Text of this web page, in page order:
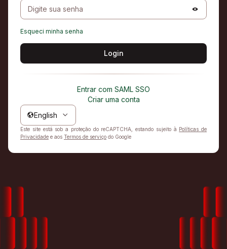
Esqueci minha senha
Login
Entrar com SAML SSO
Criar uma conta
English
Este site está sob a proteção do reCAPTCHA, estando sujeito à Políticas de
Privacidade e aos Termos de serviço do Google